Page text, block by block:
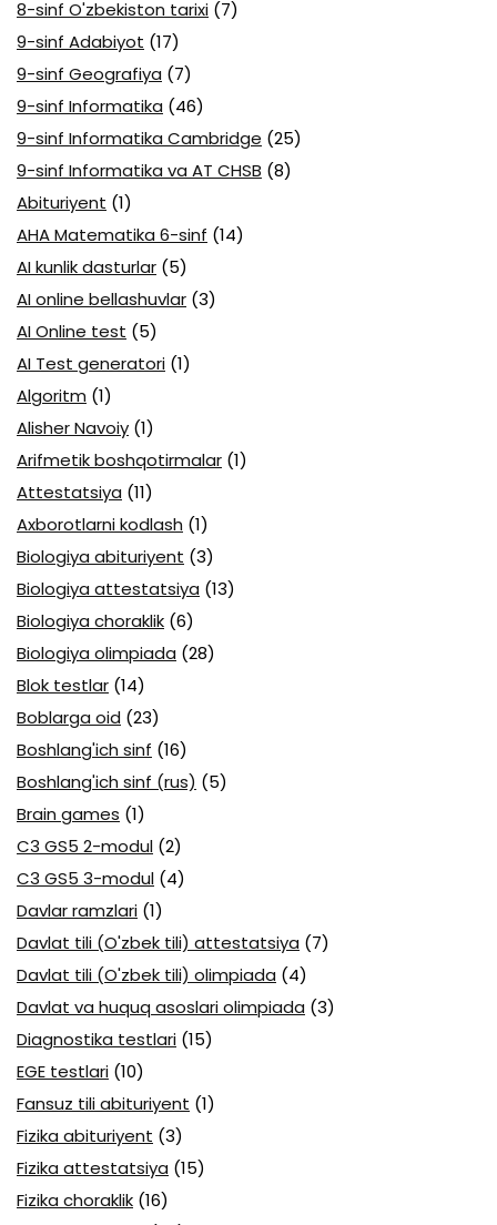
8-sinf O'zbekiston tarixi (7)
9-sinf Adabiyot (17)
9-sinf Geografiya (7)
9-sinf Informatika (46)
9-sinf Informatika Cambridge (25)
9-sinf Informatika va AT CHSB (8)
Abituriyent (1)
AHA Matematika 6-sinf (14)
AI kunlik dasturlar (5)
AI online bellashuvlar (3)
AI Online test (5)
AI Test generatori (1)
Algoritm (1)
Alisher Navoiy (1)
Arifmetik boshqotirmalar (1)
Attestatsiya (11)
Axborotlarni kodlash (1)
Biologiya abituriyent (3)
Biologiya attestatsiya (13)
Biologiya choraklik (6)
Biologiya olimpiada (28)
Blok testlar (14)
Boblarga oid (23)
Boshlang'ich sinf (16)
Boshlang'ich sinf (rus) (5)
Brain games (1)
C3 GS5 2-modul (2)
C3 GS5 3-modul (4)
Davlar ramzlari (1)
Davlat tili (O'zbek tili) attestatsiya (7)
Davlat tili (O'zbek tili) olimpiada (4)
Davlat va huquq asoslari olimpiada (3)
Diagnostika testlari (15)
EGE testlari (10)
Fansuz tili abituriyent (1)
Fizika abituriyent (3)
Fizika attestatsiya (15)
Fizika choraklik (16)